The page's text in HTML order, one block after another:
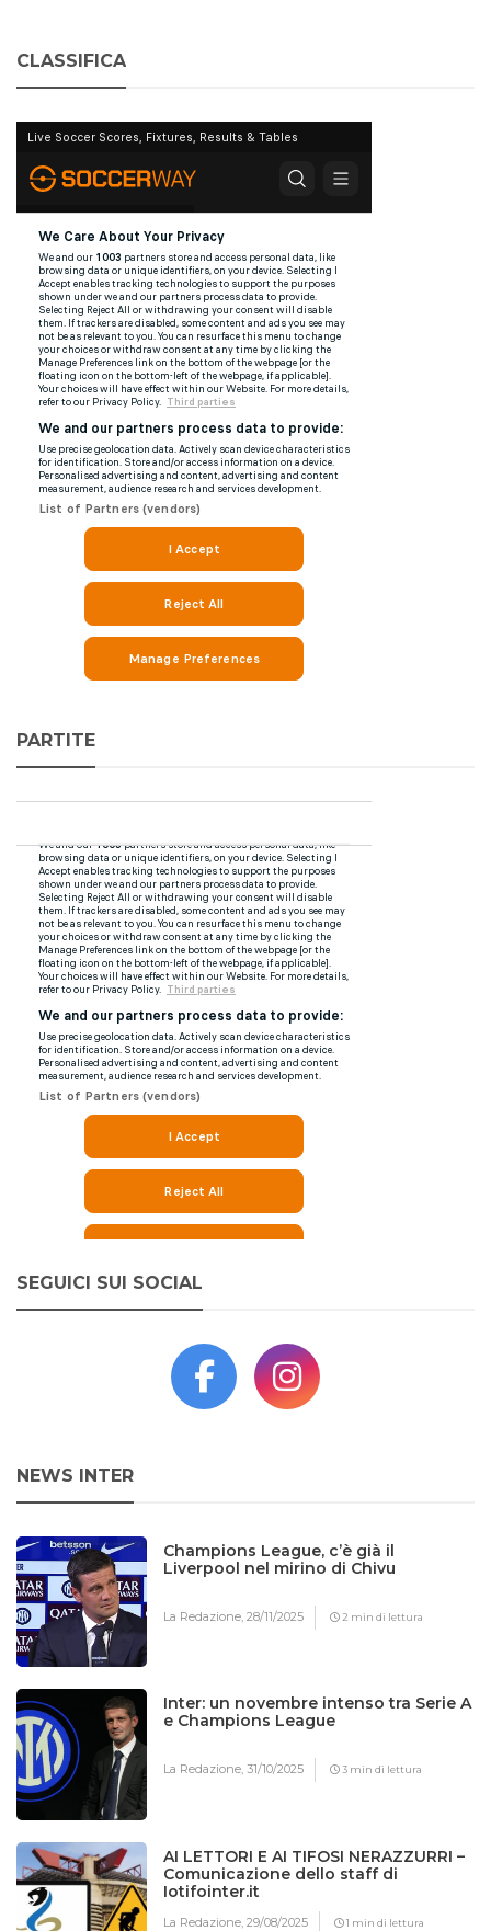
CLASSIFICA
PARTITE
SEGUICI SUI SOCIAL
NEWS INTER
Champions League, c’è già il
Liverpool nel mirino di Chivu
La Redazione,28/11/2025 2 min di lettura
Inter: un novembre intenso tra Serie A
e Champions League
La Redazione,31/10/2025 3 min di lettura
AI LETTORI E AI TIFOSI NERAZZURRI –
Comunicazione dello staff di
Iotifointer.it
La Redazione,29/08/2025 1 min di lettura